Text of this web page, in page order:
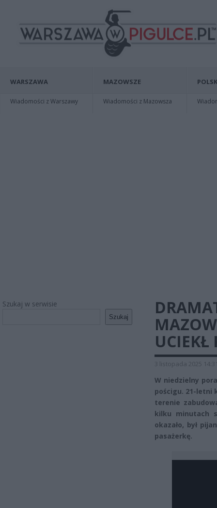
WARSZAWA
Wiadomości z Warszawy
MAZOWSZE
Wiadomości z Mazowsza
Szukaj w serwisie
Szukaj
UCIEKŁ
3 listopada 2025
W niedzielny
pościgu. 21-letni
terenie
kilku minutach
okazało, był
pasażerkę.